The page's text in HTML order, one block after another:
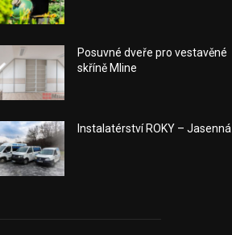
Posuvné dveře pro vestavěné
skříně Mline
Instalatérství ROKY – Jasenná